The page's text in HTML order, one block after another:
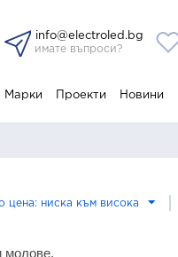
info@electroled.bg
имате въпроси?
Марки Проекти Новини
цена: ниска към висока
молове.